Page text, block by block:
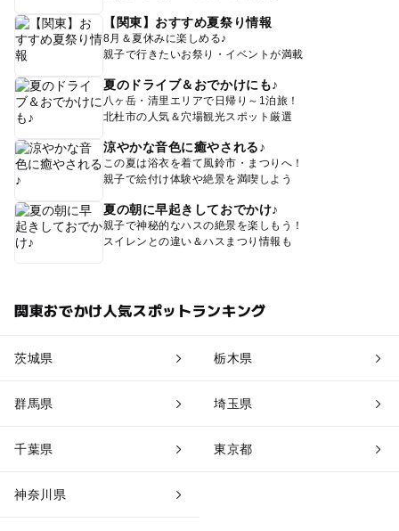
【関東】おすすめ夏祭り情報
8月＆夏休みに楽しめる♪
親子で行きたいお祭り・イベントが満載
夏のドライブ＆おでかけにも♪
八ヶ岳・清里エリアで日帰り～1泊旅！
北杜市の人気＆穴場観光スポット厳選
涼やかな音色に癒やされる♪
この夏は浴衣を着て風鈴市・まつりへ！
親子で絵付け体験や絶景を満喫しよう
夏の朝に早起きしておでかけ♪
親子で神秘的なハスの絶景を楽しもう！
スイレンとの違い＆ハスまつり情報も
関東おでかけ人気スポットランキング
茨城県 栃木県
群馬県 埼玉県
千葉県 東京都
神奈川県